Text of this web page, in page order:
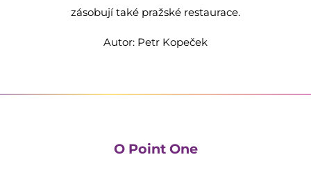
zásobují také pražské restaurace.
Autor: Petr Kopeček
O Point One